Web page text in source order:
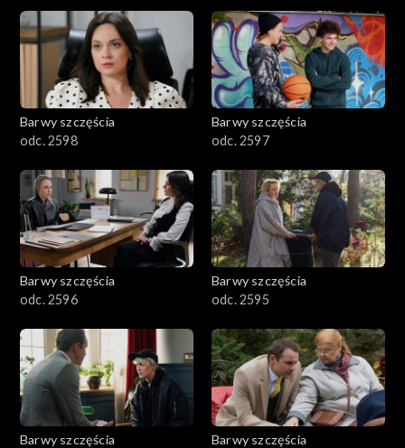
2901-3000
2801–2900
2701–2800
2501–2600
2401–2500
2301–2400
2201–2300
2101–2200
2001–2100
Barwy szczęścia
odc. 2598
Barwy szczęścia
odc. 2597
Barwy szczęścia
odc. 2596
Barwy szczęścia
odc. 2595
Barwy szczęścia
Barwy szczęścia